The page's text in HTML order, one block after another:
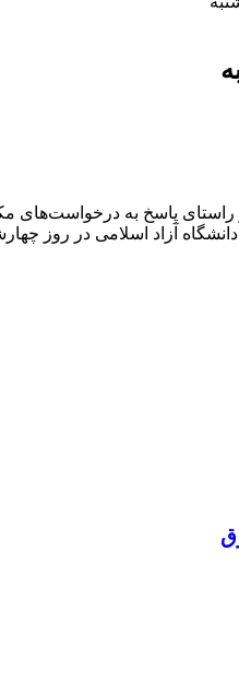
راستای پاسخ به
روز چهارشنبه مورخ ۱۷ تیرماه